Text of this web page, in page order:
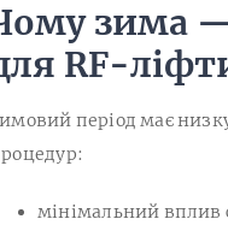
зима —
RF-
період має
мінімальний вплив